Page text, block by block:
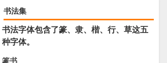
书法集
书法字体包含了篆、隶、楷、行、草这五
种字体。
篆书